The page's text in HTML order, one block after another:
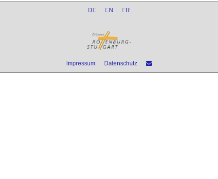
DE EN FR
Impressum Datenschutz